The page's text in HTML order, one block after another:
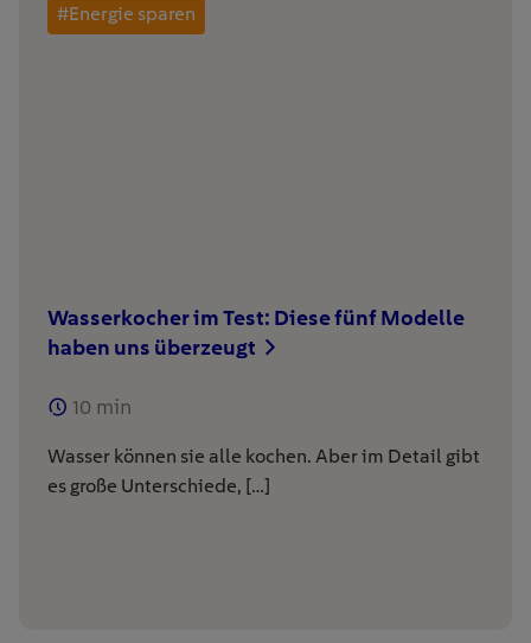
#Energie sparen
Wasserkocher im Test: Diese fünf Modelle
haben uns überzeugt
10 min
Wasser können sie alle kochen. Aber im Detail gibt
es große Unterschiede, […]